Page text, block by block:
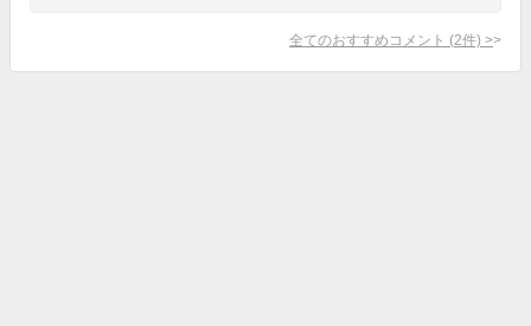
全てのおすすめコメント (2件) >